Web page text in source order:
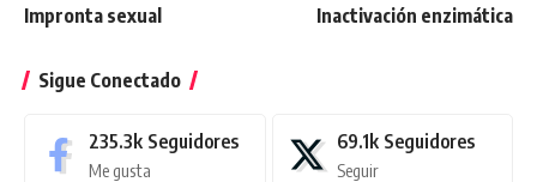
Impronta sexual Inactivación enzimática
Sigue Conectado
235.3k Seguidores
Me gusta
69.1k Seguidores
Seguir